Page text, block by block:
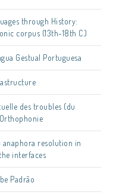
through History:
corpus (13th-18th C.)
Gestual Portuguesa
des troubles (du
anaphora resolution in
interfaces
Padrão